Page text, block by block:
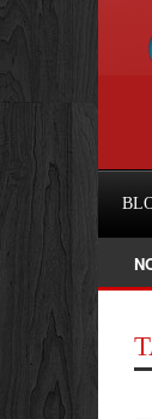
Raule